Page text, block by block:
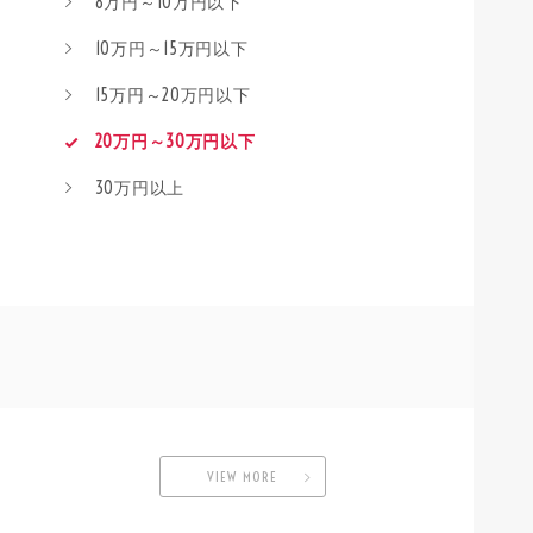
10万円～15万円以下
15万円～20万円以下
20万円～30万円以下
30万円以上
VIEW MORE